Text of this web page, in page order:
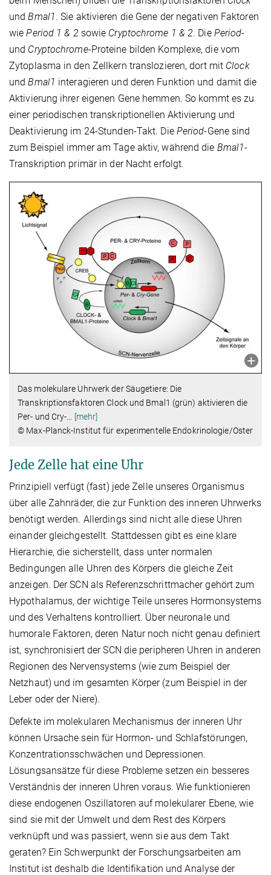
undBmal1. Sie aktivieren die Gene der negativen Faktoren
wiePeriod 1 & 2 sowie Cryptochrome 1 & 2. Die Period-
und Cryptochrome-Proteine bilden Komplexe, die vom
Zytoplasma in den Zellkern translozieren, dort mit Clock
undBmal1 interagieren und deren Funktion und damit die
Aktivierung ihrer eigenen Gene hemmen. So kommt es zu
einer periodischen transkriptionellen Aktivierung und
Deaktivierung im 24-Stunden-Takt. Die Period-Gene sind
zum Beispiel immer am Tage aktiv, während die Bmal1-
Transkription primär in der Nacht erfolgt.
Das molekulare Uhrwerk der Säugetiere: Die
Transkriptionsfaktoren Clock und Bmal1 (grün) aktivieren die
Per- und Cry-
[mehr]
© Max-Planck-Institut für experimentelle Endokrinologie/Oster
Jede Zelle hat eine Uhr
Prinzipiell verfügt (fast) jede Zelle unseres Organismus
über alle Zahnräder, die zur Funktion des inneren Uhrwerks
benötigt werden. Allerdings sind nicht alle diese Uhren
einander gleichgestellt. Stattdessen gibt es eine klare
Hierarchie, die sicherstellt, dass unter normalen
Bedingungen alle Uhren des Körpers die gleiche Zeit
anzeigen. Der SCN als Referenzschrittmacher gehört zum
Hypothalamus, der wichtige Teile unseres Hormonsystems
und des Verhaltens kontrolliert. Über neuronale und
humorale Faktoren, deren Natur noch nicht genau definiert
ist, synchronisiert der SCN die peripheren Uhren in anderen
Regionen des Nervensystems (wie zum Beispiel der
Netzhaut) und im gesamten Körper (zum Beispiel in der
Leber oder der Niere).
Defekte im molekularen Mechanismus der inneren Uhr
können Ursache sein für Hormon- und Schlafstörungen,
Konzentrationsschwächen und Depressionen.
Lösungsansätze für diese Probleme setzen ein besseres
Verständnis der inneren Uhren voraus. Wie funktionieren
diese endogenen Oszillatoren auf molekularer Ebene, wie
sind sie mit der Umwelt und dem Rest des Körpers
verknüpft und was passiert, wenn sie aus dem Takt
geraten? Ein Schwerpunkt der Forschungsarbeiten am
Institut ist deshalb die Identifikation und Analyse der